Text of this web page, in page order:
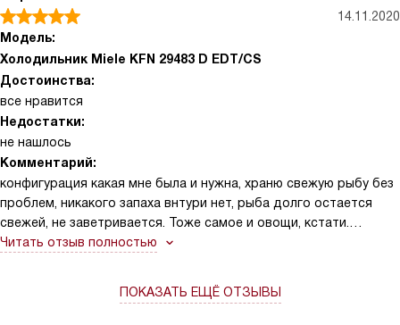
14.11.2020
Модель:
Холодильник Miele KFN 29483 D EDT/CS
Достоинства:
все нравится
Недостатки:
не нашлось
Комментарий:
конфигурация какая мне была и нужна, храню свежую рыбу без
проблем, никакого запаха внтури нет, рыба долго остается
свежей, не заветривается. Тоже самое и овощи, кстати.
Вообще заметила, что запахи как-то не смешиваются, всегда
Читать отзыв полностью
ПОКАЗАТЬ ЕЩЁ ОТЗЫВЫ